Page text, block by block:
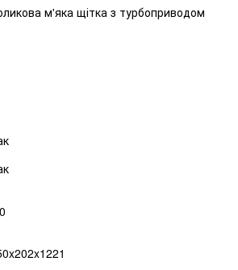
м'яка щітка з турбоприводом